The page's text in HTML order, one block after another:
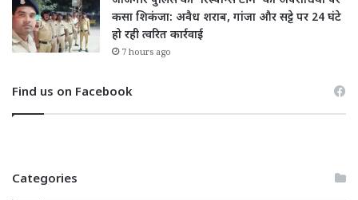
कसा शिकंजा: अवैध शराब, गांजा और सट्टे पर 24 घंटे
हो रही त्वरित कार्रवाई
7 hours ago
Find us on Facebook
Categories